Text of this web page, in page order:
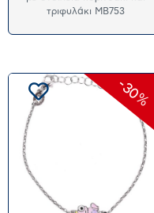
τριφυλάκι MB753
-30%